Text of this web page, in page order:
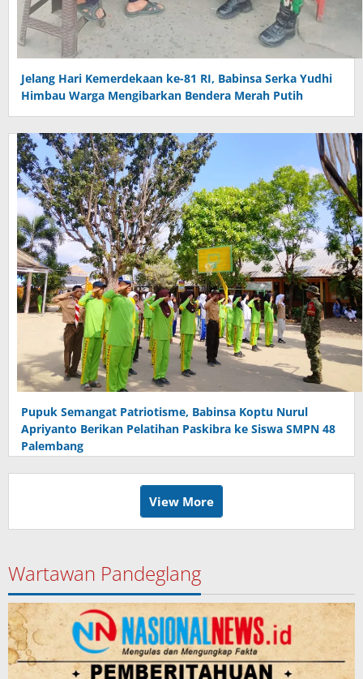
Jelang Hari Kemerdekaan ke-81 RI, Babinsa Serka Yudhi
Himbau Warga Mengibarkan Bendera Merah Putih
Pupuk Semangat Patriotisme, Babinsa Koptu Nurul
Apriyanto Berikan Pelatihan Paskibra ke Siswa SMPN 48
Palembang
View More
Wartawan Pandeglang